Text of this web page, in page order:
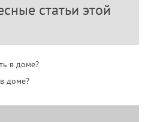
статьи этой
доме?